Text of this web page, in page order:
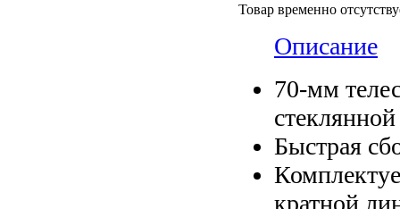
Товар временно
Описание
70-мм
Быстрая
кратной